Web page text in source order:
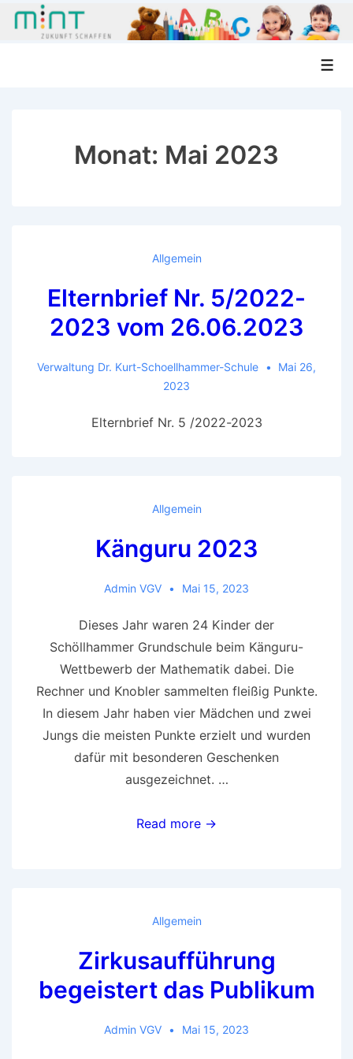
Monat: Mai 2023
Allgemein
Elternbrief Nr. 5/2022-
2023 vom 26.06.2023
Verwaltung Dr. Kurt-Schoellhammer-Schule
Mai 26,
2023
Elternbrief Nr. 5 /2022-2023
Allgemein
Känguru 2023
Admin VGV Mai 15, 2023
Dieses Jahr waren 24 Kinder der
Schöllhammer Grundschule beim Känguru-
Wettbewerb der Mathematik dabei. Die
Rechner und Knobler sammelten fleißig Punkte.
In diesem Jahr haben vier Mädchen und zwei
Jungs die meisten Punkte erzielt und wurden
dafür mit besonderen Geschenken
ausgezeichnet. …
Känguru
Read more →
Allgemein
Zirkusaufführung
begeistert das Publikum
Admin VGV Mai 15, 2023